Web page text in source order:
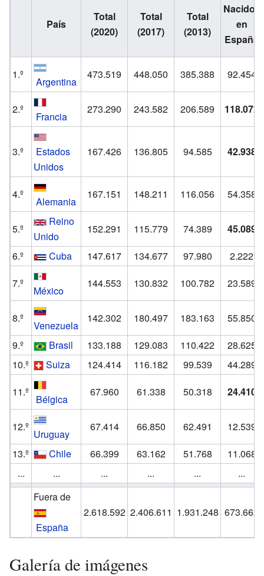
País
Total
(2020)
Total
(2017)
Total
(2013)
Nacidos
en
España
1.º
Argentina
473.519 448.050 385.388 92.454
2.º
Francia
273.290 243.582 206.589 118.072
3.º
Estados
Unidos
167.426 136.805 94.585 42.938
4.º
Alemania
167.151 148.211 116.056 54.358
5.º
Reino
Unido
152.291 115.779 74.389
45.089
6.º
Cuba 147.617 134.677 97.980
2.222
7.º
México
144.553 130.832 100.782 23.589
8.º
Venezuela
142.302 180.497 183.163
55.850
9.º
Brasil 133.188 129.083 110.422
28.625
10.º
Suiza 124.414 116.182 99.539
44.289
11.º
Bélgica
67.960 61.338 50.318 24.410
12.º
Uruguay
67.414 66.850 62.491
12.539
13.º
Chile 66.399 63.162 51.768
11.068
...
... ... ... ...
...
Fuera de
España
2.618.592 2.406.611 1.931.248 673.662
Galería de imágenes